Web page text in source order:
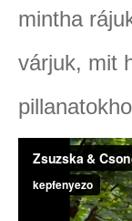
mintha
várjuk, mit